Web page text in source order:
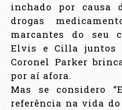
inchado por causa
drogas
marcantes do seu
Elvis e Cilla juntos
Coronel Parker
por aí afora.
Mas se considero
referência na vida